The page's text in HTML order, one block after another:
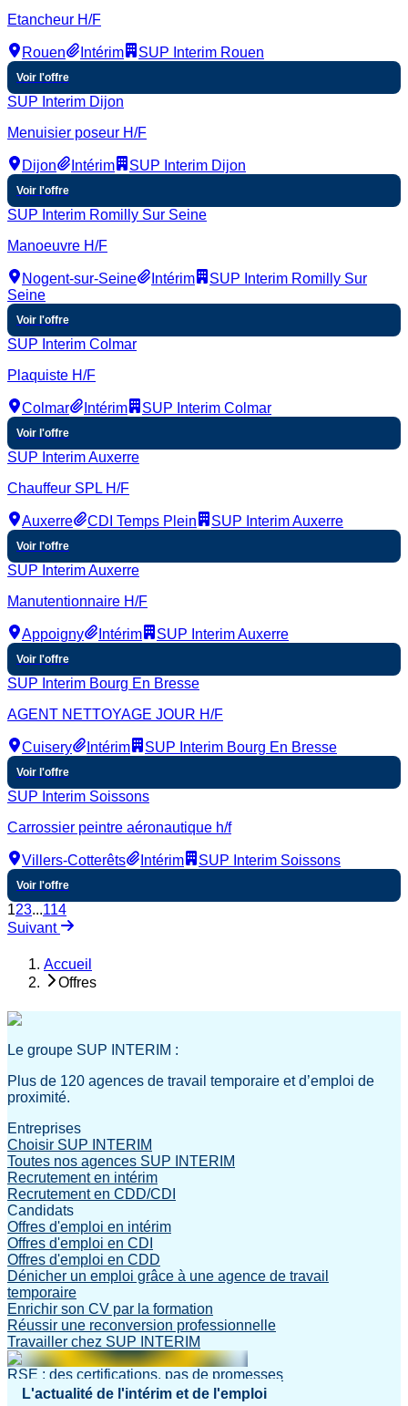
Etancheur H/F
Rouen Intérim SUP Interim Rouen
Voir l'offre
SUP Interim Dijon
Menuisier poseur H/F
Dijon Intérim SUP Interim Dijon
Voir l'offre
SUP Interim Romilly Sur Seine
Manoeuvre H/F
Nogent-sur-Seine Intérim
SUP Interim Romilly Sur
Seine
Voir l'offre
SUP Interim Colmar
Plaquiste H/F
Colmar Intérim SUP Interim Colmar
Voir l'offre
SUP Interim Auxerre
Chauffeur SPL H/F
Auxerre CDI Temps Plein SUP Interim Auxerre
Voir l'offre
SUP Interim Auxerre
Manutentionnaire H/F
Appoigny Intérim SUP Interim Auxerre
Voir l'offre
SUP Interim Bourg En Bresse
AGENT NETTOYAGE JOUR H/F
Cuisery Intérim SUP Interim Bourg En Bresse
Voir l'offre
SUP Interim Soissons
Carrossier peintre aéronautique h/f
Villers-Cotterêts Intérim SUP Interim Soissons
Voir l'offre
123...114
Suivant
Accueil
Offres
Le groupe SUP INTERIM :
Plus de 120 agences de travail temporaire et d’emploi de
proximité.
Entreprises
Choisir SUP INTERIM
Toutes nos agences SUP INTERIM
Recrutement en intérim
Recrutement en CDD/CDI
Candidats
Offres d'emploi en intérim
Offres d'emploi en CDI
Offres d'emploi en CDD
Dénicher un emploi grâce à une agence de travail
temporaire
Enrichir son CV par la formation
Réussir une reconversion professionnelle
Travailler chez SUP INTERIM
RSE : des certifications, pas de promesses
L'actualité de l'intérim et de l'emploi